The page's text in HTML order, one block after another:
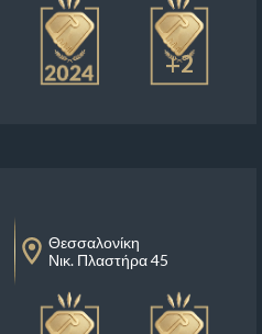
+2
Θεσσαλονίκη
Νικ. Πλαστήρα 45